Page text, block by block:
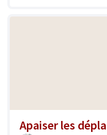
Apaiser les